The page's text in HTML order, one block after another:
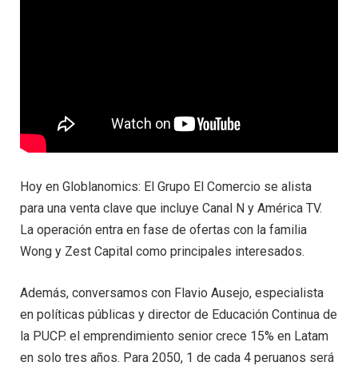
Hoy en Globlanomics: El Grupo El Comercio se alista
para una venta clave que incluye Canal N y América TV.
La operación entra en fase de ofertas con la familia
Wong y Zest Capital como principales interesados.
Además, conversamos con Flavio Ausejo, especialista
en políticas públicas y director de Educación Continua de
la PUCP. el emprendimiento senior crece 15% en Latam
en solo tres años. Para 2050, 1 de cada 4 peruanos será